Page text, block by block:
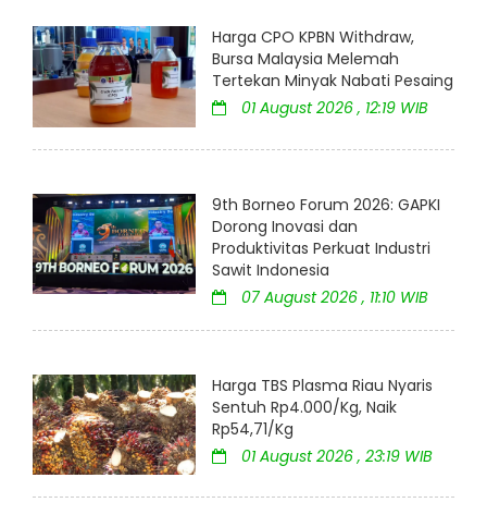
Harga CPO KPBN Withdraw,
Bursa Malaysia Melemah
Tertekan Minyak Nabati Pesaing
01 August 2026 , 12:19 WIB
9th Borneo Forum 2026: GAPKI
Dorong Inovasi dan
Produktivitas Perkuat Industri
Sawit Indonesia
07 August 2026 , 11:10 WIB
Harga TBS Plasma Riau Nyaris
Sentuh Rp4.000/Kg, Naik
Rp54,71/Kg
01 August 2026 , 23:19 WIB